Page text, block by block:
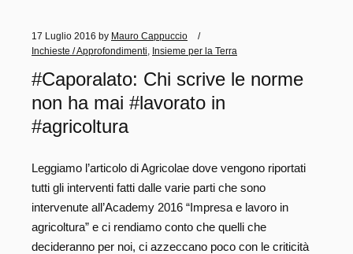
17 Luglio 2016 by Mauro Cappuccio
Inchieste / Approfondimenti
Insieme per la Terra
#Caporalato: Chi scrive le norme
non ha mai #lavorato in
#agricoltura
Leggiamo l’articolo di Agricolae dove vengono riportati
tutti gli interventi fatti dalle varie parti che sono
intervenute all’Academy 2016 “Impresa e lavoro in
agricoltura” e ci rendiamo conto che quelli che
decideranno per noi, ci azzeccano poco con le criticità